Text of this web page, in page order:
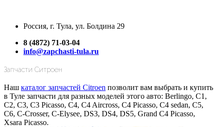
Россия, г. Тула, ул. Болдина 29
8 (4872) 71-03-04
info@zapchasti-tula.ru
Запчасти Ситроен
Наш каталог запчастей Citroen позволит вам выбрать и купить
в Туле запчасти для разных моделей этого авто: Berlingo, C1,
C2, C3, C3 Picasso, C4, C4 Aircross, C4 Picasso, C4 sedan, C5,
C6, C-Crosser, C-Elysee, DS3, DS4, DS5, Grand C4 Picasso,
Xsara Picasso.